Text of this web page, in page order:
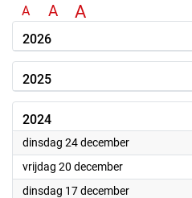
A A A
2026
2025
2024
dinsdag 24 december2024
vrijdag 20 december2024
dinsdag 17 december2024